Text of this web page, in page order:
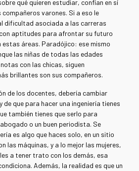
qué quieren estudiar, confían en sí
compañeros varones. Si a eso le
dificultad asociada a las carreras
con aptitudes para afrontar su futuro
estas áreas. Paradójico: ese mismo
las niñas de todas las edades
con las chicas, siguen
brillantes son sus compañeros.
de los docentes, debería cambiar
de que para hacer una ingeniería tienes
también tienes que serlo para
o un buen periodista. Se
es algo que haces solo, en un sitio
las máquinas, y a lo mejor las mujeres,
a tener trato con los demás, esa
Además, la realidad es que un